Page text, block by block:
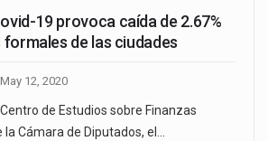
19 provoca caída de 2.67%
de las ciudades
May 12, 2020
de Estudios sobre Finanzas
la Cámara de Diputados, el…